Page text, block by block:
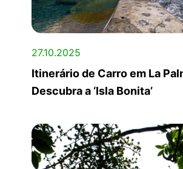
27.10.2025
Itinerário de Carro em La
Descubra a ‘Isla Bonita’